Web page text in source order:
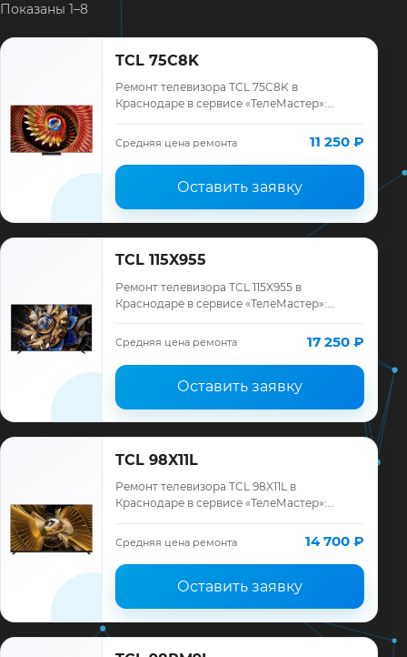
Показаны 1–8
TCL 75C8K
Ремонт телевизора TCL 75C8K в
Краснодаре в сервисе «ТелеМастер»:
ремонта, запчасти и гарантия до 12
месяцев.
Средняя цена ремонта 11 250 ₽
Оставить заявку
TCL 115X955
Ремонт телевизора TCL 115X955 в
Краснодаре в сервисе «ТелеМастер»:
ремонта, запчасти и гарантия до 12
месяцев.
Средняя цена ремонта 17 250 ₽
Оставить заявку
TCL 98X11L
Ремонт телевизора TCL 98X11L в
Краснодаре в сервисе «ТелеМастер»:
ремонта, запчасти и гарантия до 12
месяцев.
Средняя цена ремонта 14 700 ₽
Оставить заявку